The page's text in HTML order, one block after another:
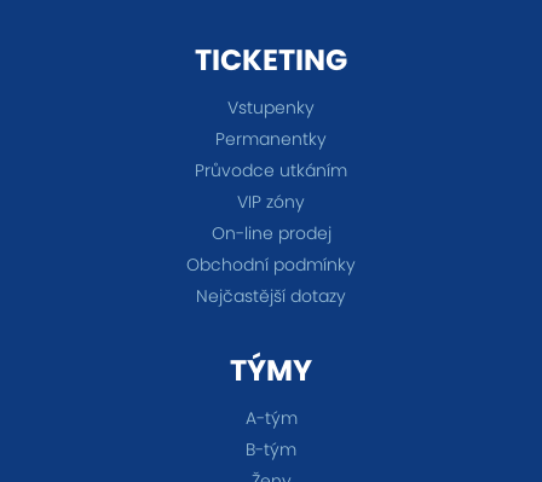
TICKETING
Vstupenky
Permanentky
Průvodce utkáním
VIP zóny
On-line prodej
Obchodní podmínky
Nejčastější dotazy
TÝMY
A-tým
B-tým